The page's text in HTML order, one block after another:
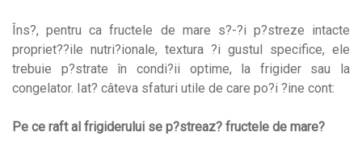
Îns?, pentru ca fructele de mare s?-?i p?streze intacte
propriet??ile nutri?ionale, textura ?i gustul specifice, ele
trebuie p?strate în condi?ii optime, la frigider sau la
congelator. Iat? câteva sfaturi utile de care po?i ?ine cont:
Pe ce raft al frigiderului se p?streaz? fructele de mare?